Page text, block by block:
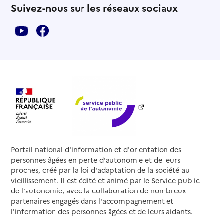
Suivez-nous sur les réseaux sociaux
Portail national d'information et d'orientation des
personnes âgées en perte d'autonomie et de leurs
proches, créé par la loi d'adaptation de la société au
vieillissement. Il est édité et animé par le Service public
de l'autonomie, avec la collaboration de nombreux
partenaires engagés dans l'accompagnement et
l'information des personnes âgées et de leurs aidants.